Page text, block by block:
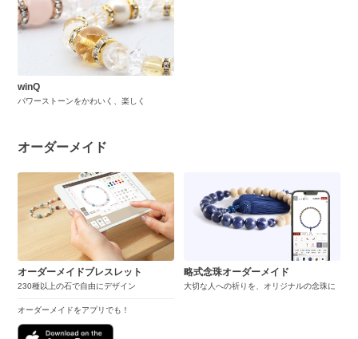
winQ
パワーストーンをかわいく、楽しく
オーダーメイド
オーダーメイドブレスレット
230種以上の石で自由にデザイン
オーダーメイドをアプリでも！
略式念珠オーダーメイド
大切な人への祈りを、オリジナルの念珠に